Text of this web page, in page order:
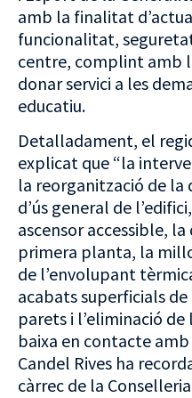
amb la finalitat
funcionalitat,
centre, complint amb
donar servici a les
educatiu.
Detalladament, el
explicat que “la
la reorganització de la
d’ús general de
ascensor accessible,
primera planta, la
de l’envolupant
acabats superficials
parets i l’eliminació
baixa en contacte
Candel Rives ha
càrrec de la